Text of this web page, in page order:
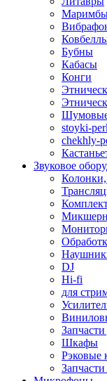
Бубны
Кабасы
Конги
stoyki-
chekhly-
Звуковое
DJ
Hi-fi
для
Шкафы
Рэковые